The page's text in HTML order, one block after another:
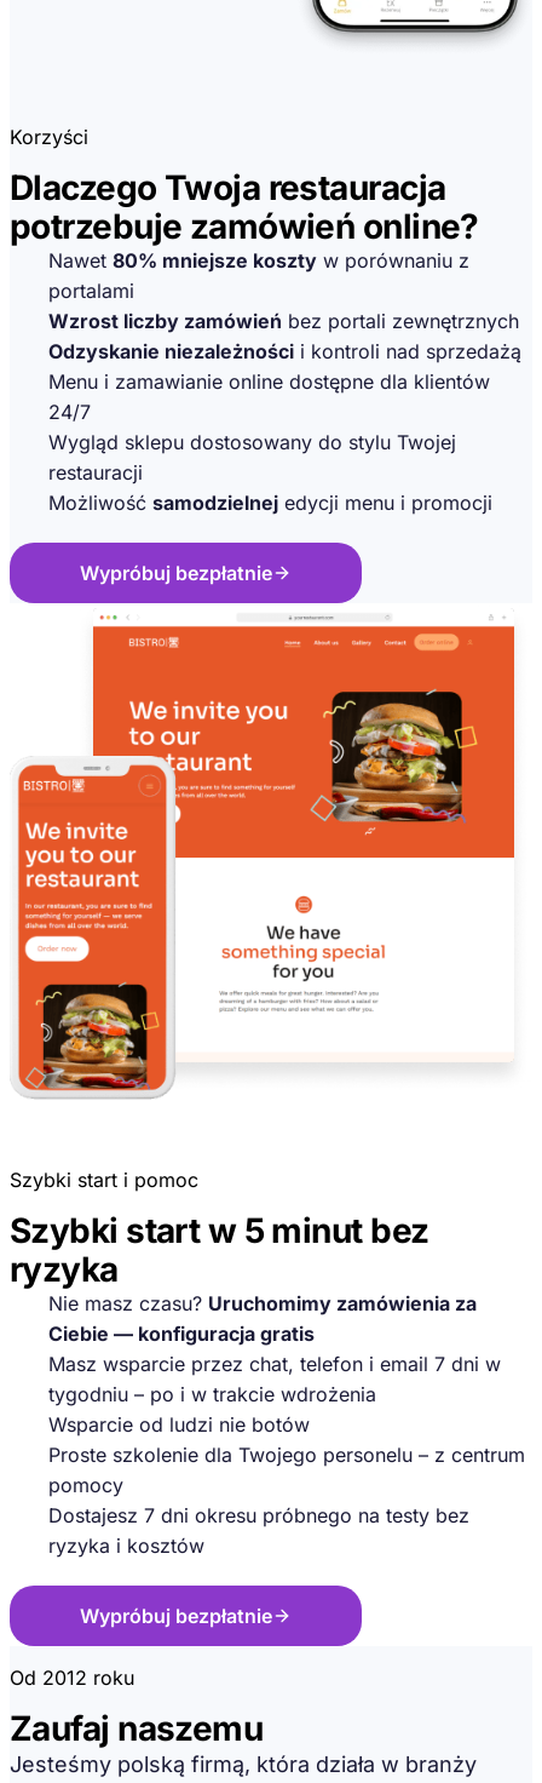
Korzyści
Dlaczego Twoja restauracja
potrzebuje zamówień online?
Nawet 80% mniejsze koszty w porównaniu z
portalami
Wzrost liczby zamówień bez portali zewnętrznych
Odzyskanie niezależności i kontroli nad sprzedażą
Menu i zamawianie online dostępne dla klientów
24/7
Wygląd sklepu dostosowany do stylu Twojej
restauracji
Możliwość samodzielnej edycji menu i promocji
Wypróbuj bezpłatnie
Szybki start i pomoc
Szybki start w 5 minut bez
ryzyka
Nie masz czasu? Uruchomimy zamówienia za
Ciebie — konfiguracja gratis
Masz wsparcie przez chat, telefon i email 7 dni w
tygodniu – po i w trakcie wdrożenia
Wsparcie od ludzi nie botów
Proste szkolenie dla Twojego personelu – z centrum
pomocy
Dostajesz 7 dni okresu próbnego na testy bez
ryzyka i kosztów
Wypróbuj bezpłatnie
Od 2012 roku
Zaufaj naszemu
Jesteśmy polską firmą, która działa w branży